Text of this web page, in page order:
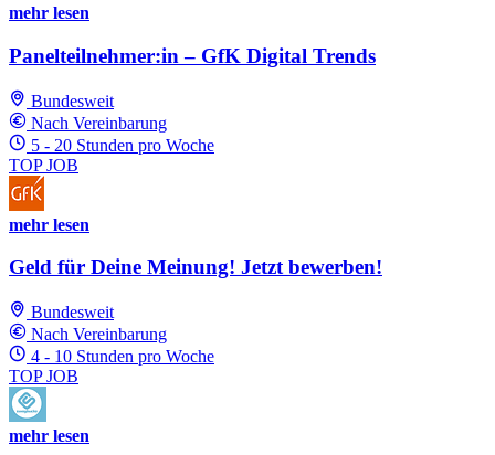
mehr lesen
Panelteilnehmer:in – GfK Digital Trends
Bundesweit
Nach Vereinbarung
5 - 20 Stunden pro Woche
TOP JOB
mehr lesen
Geld für Deine Meinung! Jetzt bewerben!
Bundesweit
Nach Vereinbarung
4 - 10 Stunden pro Woche
TOP JOB
mehr lesen